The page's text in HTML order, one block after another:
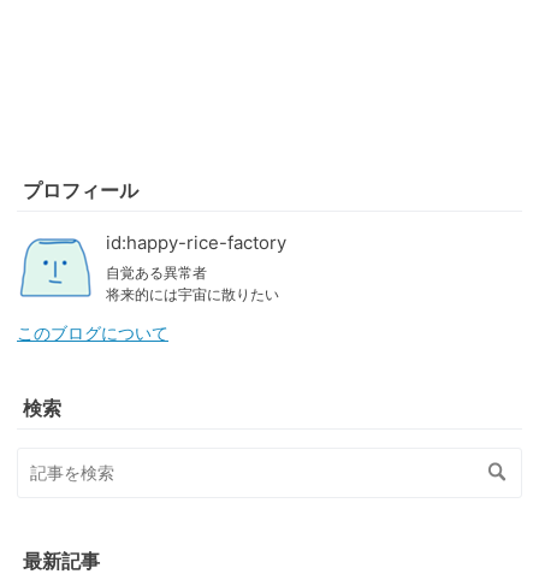
プロフィール
id:happy-rice-factory
自覚ある異常者
将来的には宇宙に散りたい
このブログについて
検索
最新記事